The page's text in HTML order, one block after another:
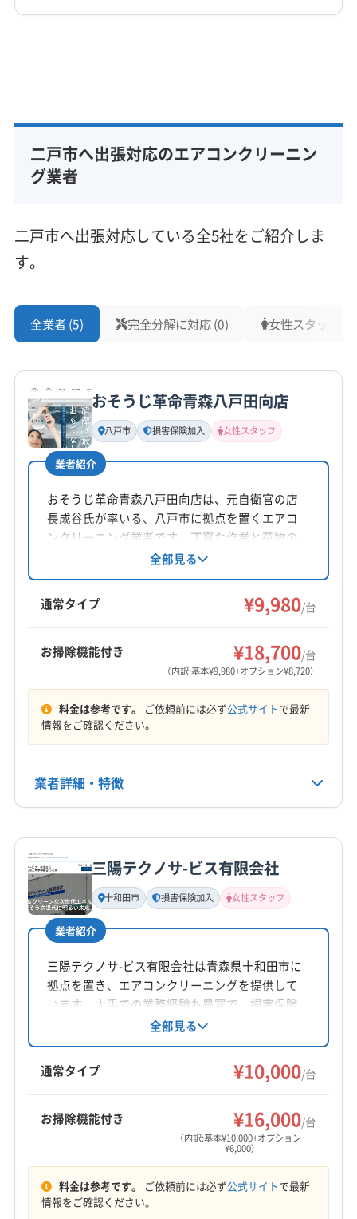
所在地
岩手県二戸市石切所字大村101
二戸市 久慈市 八幡平市
岩手郡葛巻町
(青森県) 三戸郡三戸町
(青森県) 三戸郡新郷村
(青森県) 三戸郡田子町
(青森県) 上北郡おいらせ町
営業時間
定休日
なし
電話番号
0120-792-406
公式HP
公式サイトを見る
二戸市へ出張対応のエアコンクリーニン
グ業者
二戸市へ出張対応している全5社をご紹介しま
す。
全業者 (5) 完全分解に対応 (0) 女性スタッフ在
おそうじ革命青森八戸田向店
八戸市 損害保険加入 女性スタッフ
業者紹介
おそうじ革命青森八戸田向店は、元自衛官の店
長成谷氏が率いる、八戸市に拠点を置くエアコ
ンクリーニング業者です。丁寧な作業と荷物の
整頓、エコ洗剤の使用、女性スタッフ対応可
能、損害保険加入済みといった点が特徴です。
複数台割引やお得なセットプランも魅力です。
全部見る
通常タイプ ¥9,980/台
お掃除機能付き ¥18,700/台
（内訳:基本¥9,980+オプション¥8,720）
料金は参考です。 ご依頼前には必ず公式サイトで最新
情報をご確認ください。
業者詳細・特徴
基本情報
代表者名
成谷仁
所在地
青森県八戸市田向館越下1-7
対応地域
九戸郡九戸村
九戸郡軽米町
九戸郡野田村
九戸郡洋野町
二戸郡一戸町
(青森県) 三戸郡階上町
(青森県) 三戸郡五戸町
(青森県) 三戸郡田子町
(青森県) 三戸郡南部町
(青森県) 十和田市
(青森県) 上北郡横浜町
(青森県) 上北郡七戸町
(青森県) 上北郡東北町
(青森県) 上北郡野辺地町
定休日
年中無休
三陽テクノサ-ビス有限会社
十和田市 損害保険加入 女性スタッフ
業者紹介
三陽テクノサ-ビス有限会社は青森県十和田市に
拠点を置き、エアコンクリーニングを提供して
います。大手での業務経験も豊富で、損害保険
にも加入済み。女性スタッフの同行も可能で、
駐車代金は利用者負担なしです。青森県内と岩
手県の一部地域に対応し、丁寧な作業を心がけ
ています。基本料金10,000円からで、複数台割引
全部見る
通常タイプ ¥10,000/台
お掃除機能付き ¥16,000/台
（内訳:基本¥10,000+オプション
¥6,000）
料金は参考です。 ご依頼前には必ず公式サイトで最新
情報をご確認ください。